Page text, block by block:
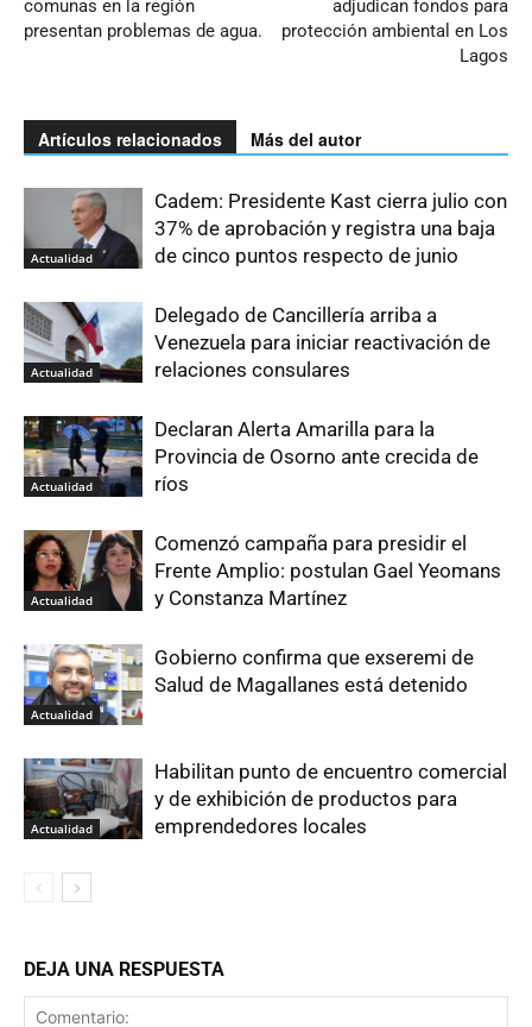
comunas en la región
presentan problemas de agua.
adjudican fondos para
protección ambiental en Los
Lagos
Artículos relacionados Más del autor
Actualidad
Cadem: Presidente Kast cierra julio con
37% de aprobación y registra una baja
de cinco puntos respecto de junio
Actualidad
Delegado de Cancillería arriba a
Venezuela para iniciar reactivación de
relaciones consulares
Actualidad
Declaran Alerta Amarilla para la
Provincia de Osorno ante crecida de
ríos
Actualidad
Comenzó campaña para presidir el
Frente Amplio: postulan Gael Yeomans
y Constanza Martínez
Actualidad
Gobierno confirma que exseremi de
Salud de Magallanes está detenido
Actualidad
Habilitan punto de encuentro comercial
y de exhibición de productos para
emprendedores locales
DEJA UNA RESPUESTA